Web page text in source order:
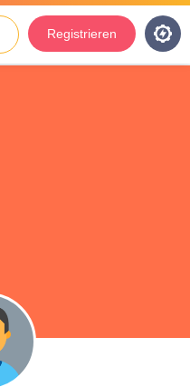
Registrieren